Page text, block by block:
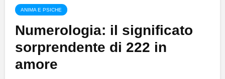
ANIMA E PSICHE
Numerologia: il significato
sorprendente di 222 in
amore